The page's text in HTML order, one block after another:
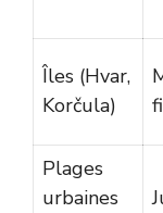
Îles (Hvar,
Korčula)
Plages
urbaines